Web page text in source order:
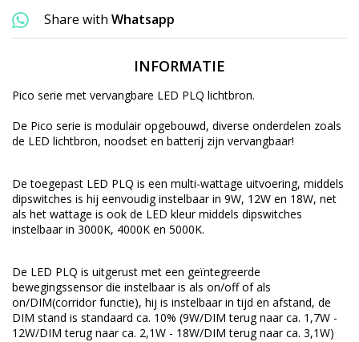
Share with Whatsapp
INFORMATIE
Pico serie met vervangbare LED PLQ lichtbron.
De Pico serie is modulairopgebouwd, diverse onderdelen zoals
de LED lichtbron, noodset en batterij zijn vervangbaar!
De toegepast LED PLQ is een multi-wattage uitvoering, middels
dipswitches is hij eenvoudig instelbaar in 9W, 12W en 18W, net
als het wattage is ook de LED kleur middels dipswitches
instelbaar in 3000K, 4000K en 5000K.
De LED PLQ is uitgerust met een geïntegreerde
bewegingssensor die instelbaar is als on/off of als
on/DIM(corridor functie), hij is instelbaar in tijd en afstand, de
DIM stand is standaard ca. 10% (9W/DIM terug naar ca. 1,7W -
12W/DIM terug naar ca. 2,1W - 18W/DIM terug naar ca. 3,1W)